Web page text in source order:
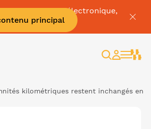
principal
sur la facture électronique,
c'est parici
Rechercher
Espace
kilométriques restent inchangés en